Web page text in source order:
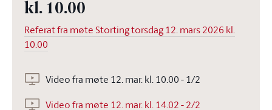
kl. 10.00
Referat fra møte Storting torsdag 12. mars 2026 kl.
10.00
Video fra møte 12. mar. kl. 10.00 - 1/2
Video fra møte 12. mar. kl. 14.02 - 2/2